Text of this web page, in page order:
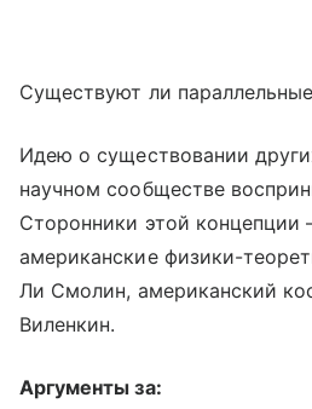
Существуют ли
Идею о существовании
научном сообществе
Сторонники этой концепции
американские физики-
Ли Смолин, американский
Виленкин.
Аргументы за: